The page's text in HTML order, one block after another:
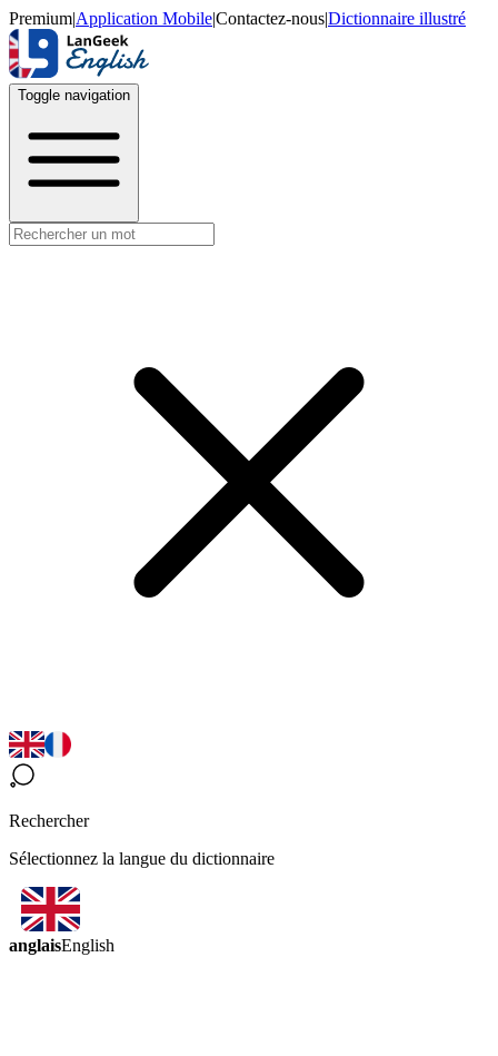
Premium|Application Mobile|Contactez-nous|Dictionnaire illustré
Toggle navigation
Rechercher
Sélectionnez la langue du dictionnaire
anglaisEnglish